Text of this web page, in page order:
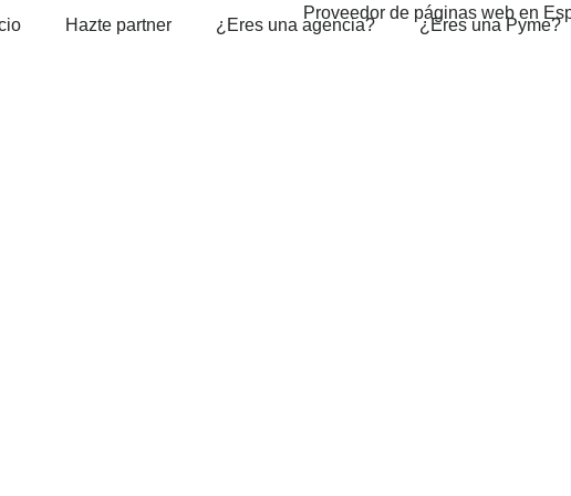
Hazte partner ¿Eres una agencia? ¿Eres una Pyme?